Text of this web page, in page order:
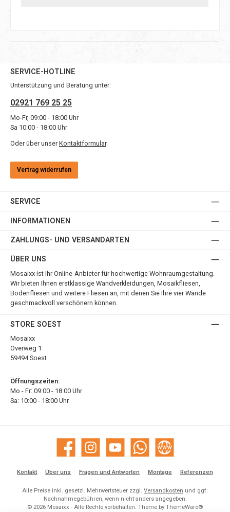
SERVICE-HOTLINE
Unterstützung und Beratung unter:
02921 769 25 25
Mo-Fr, 09:00 - 18:00 Uhr
Sa 10:00 - 18:00 Uhr
Oder über unser Kontaktformular.
Vertrag widerrufen
SERVICE
INFORMATIONEN
ZAHLUNGS- UND VERSANDARTEN
ÜBER UNS
Mosaixx ist Ihr Online-Anbieter für hochwertige Wohnraumgestaltung.
Wir bieten Ihnen erstklassige Wandverkleidungen, Mosaikfliesen,
Bodenfliesen und weitere Fliesen an, mit denen Sie Ihre vier Wände
geschmackvoll verschönern können.
STORE SOEST
Mosaixx
Overweg 1
59494 Soest
Öffnungszeiten:
Mo - Fr: 09:00 - 18:00 Uhr
Sa: 10:00 - 18:00 Uhr
Facebook Instagram YouTube WhatsApp Website
Kontakt Über uns Fragen und Antworten Montage Referenzen
Alle Preise inkl. gesetzl. Mehrwertsteuer zzgl. Versandkosten und ggf.
Nachnahmegebühren, wenn nicht anders angegeben.
© 2026 Mosaixx - Alle Rechte vorbehalten. Theme by ThemeWare®